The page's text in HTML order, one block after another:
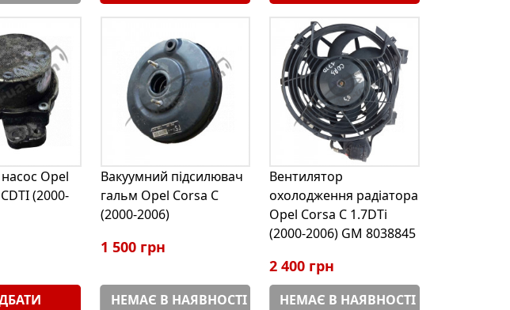
Opel
(2000-
Вакуумний підсилювач
гальм Opel Corsa С
(2000-2006)
1 500 грн
НЕМАЄ В НАЯВНОСТІ
Вентилятор
охолодження радіатора
Opel Corsa С 1.7DTi
(2000-2006) GM 8038845
2 400 грн
НЕМАЄ В НАЯВНОСТІ